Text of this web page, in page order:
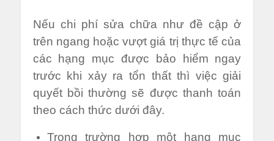
Nếu chi phí sửa chữa như đề cập ở
trên ngang hoặc vượt giá trị thực tế của
các hạng mục được bảo hiểm ngay
trước khi xảy ra tổn thất thì việc giải
quyết bồi thường sẽ được thanh toán
theo cách thức dưới đây.
Trong trường hợp một hạng mục